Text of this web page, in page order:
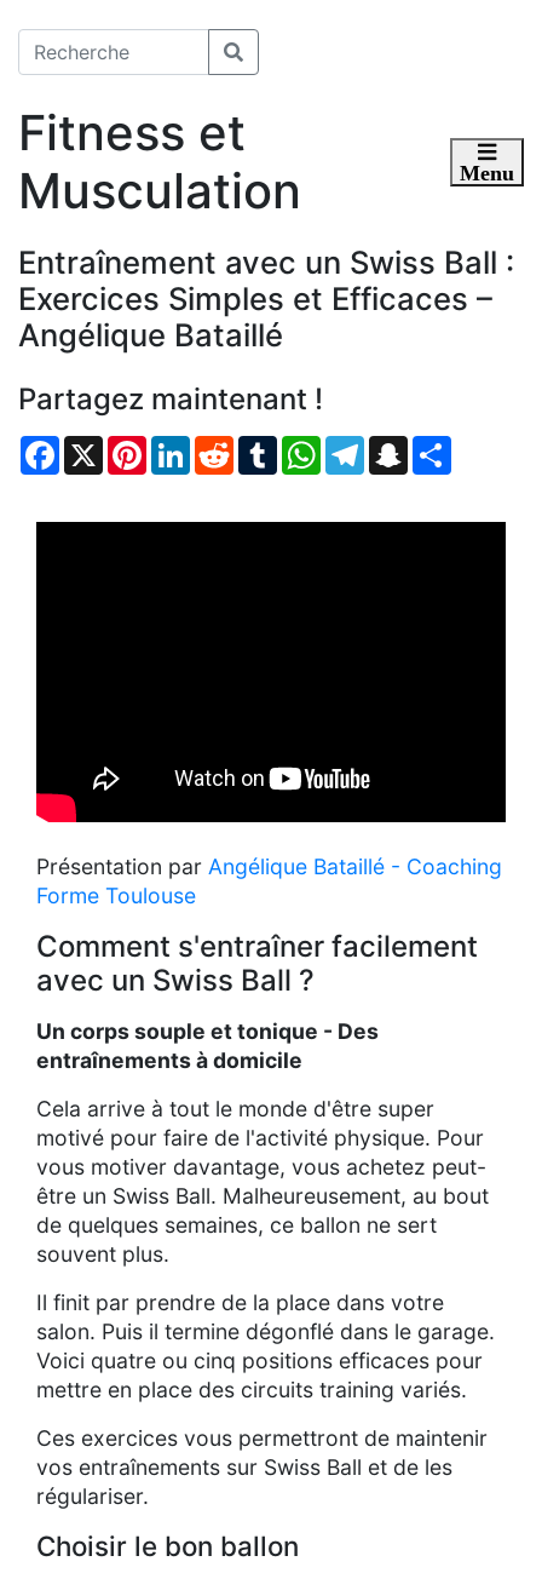
Fitness et
Musculation
Toggle
Menu
Entraînement avec un Swiss Ball :
Exercices Simples et Efficaces –
Angélique Bataillé
Partagez maintenant !
Facebook
X PinterestLinkedIn
RedditTumblrWhatsApp
TelegramSnapchat
Présentation par Angélique Bataillé - Coaching
Forme Toulouse
Comment s'entraîner facilement
avec un Swiss Ball ?
Un corps souple et tonique - Des
entraînements à domicile
Cela arrive à tout le monde d'être super
motivé pour faire de l'activité physique. Pour
vous motiver davantage, vous achetez peut-
être un Swiss Ball. Malheureusement, au bout
de quelques semaines, ce ballon ne sert
souvent plus.
Il finit par prendre de la place dans votre
salon. Puis il termine dégonflé dans le garage.
Voici quatre ou cinq positions efficaces pour
mettre en place des circuits training variés.
Ces exercices vous permettront de maintenir
vos entraînements sur Swiss Ball et de les
régulariser.
Choisir le bon ballon